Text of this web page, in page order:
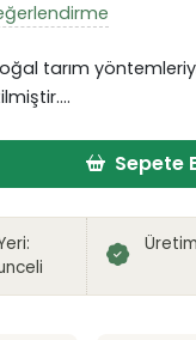
tarım
Sepete